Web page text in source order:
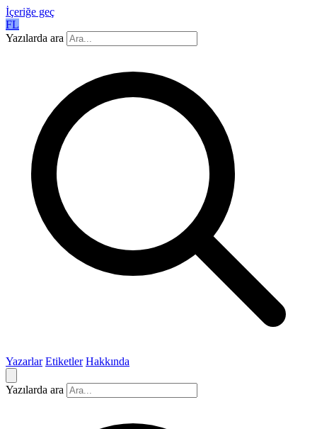
İçeriğe geç
FL
Yazılarda ara
Yazarlar Etiketler Hakkında
Yazılarda ara